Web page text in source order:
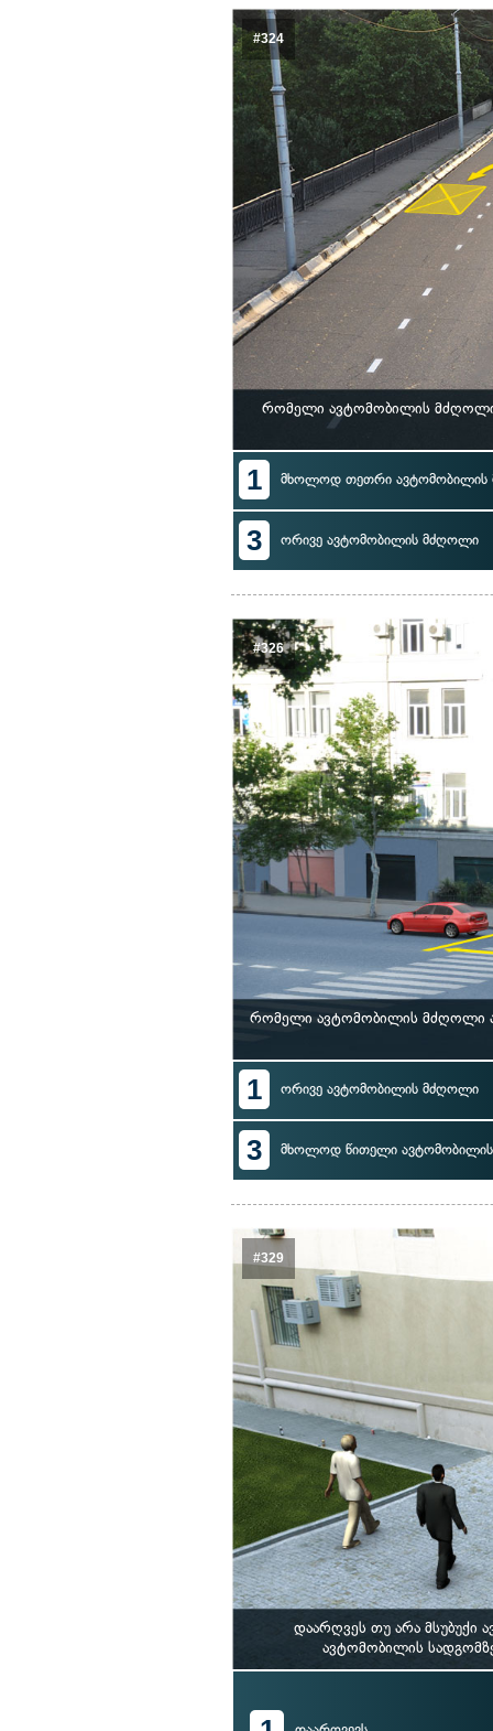
#324
რომელი ავტომობილის მძღოლი
1 მხოლოდ თეთრი ავტომობილის
3 ორივე ავტომობილის მძღოლი
#326
რომელი ავტომობილის მძღოლი
1 ორივე ავტომობილის მძღოლი
3 მხოლოდ წითელი
#329
დაარღვეს თუ არა მსუბუქი
ავტომობილის